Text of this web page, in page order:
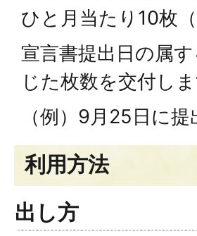
ひと月当たり10枚
宣言書提出日の属
じた枚数を交付しま
（例）9月25日に
利用方法
出し方